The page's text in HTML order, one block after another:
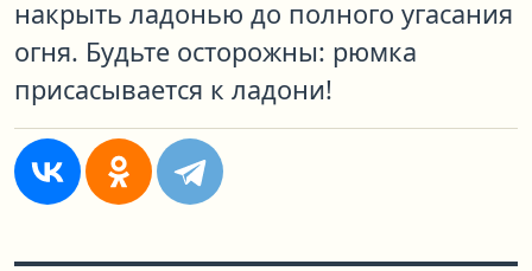
накрыть ладонью до полного угасания
огня. Будьте осторожны: рюмка
присасывается к ладони!